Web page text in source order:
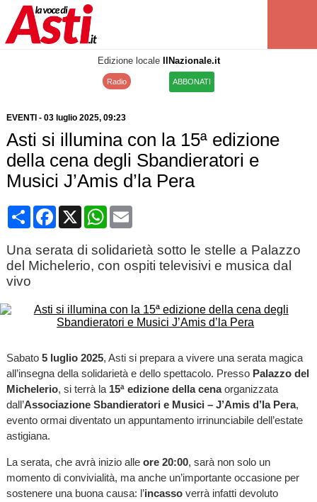
Edizione locale IlNazionale.it
Radio ABBONATI
EVENTI - 03 luglio 2025, 09:23
Asti si illumina con la 15ª edizione
della cena degli Sbandieratori e
Musici J’Amis d’la Pera
CondividiFacebook
X WhatsApp
Email
Una serata di solidarietà sotto le stelle a Palazzo
del Michelerio, con ospiti televisivi e musica dal
vivo
Sabato 5 luglio 2025, Asti si prepara a vivere una serata magica
all’insegna della solidarietà e dello spettacolo. Presso Palazzo del
Michelerio, si terrà la 15ª edizione della cenaorganizzata
dall’Associazione Sbandieratori e Musici – J’Amis d’la Pera,
evento ormai diventato un appuntamento irrinunciabile dell’estate
astigiana.
La serata, che avrà inizio alle ore 20:00, sarà non solo un
momento di convivialità, ma anche un’importante occasione per
sostenere una buona causa: l’incassoverrà infatti devoluto